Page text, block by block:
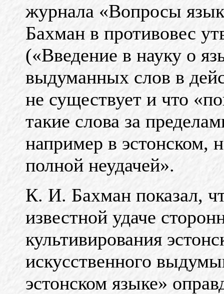
журнала «Вопросы
Бахман в противовес
(«Введение в науку о
выдуманных слов в
не существует и что
такие слова за
например в эстонском,
полной неудачей».
К. И. Бахман показал,
известной удаче
культивирования
искусственного
эстонском языке»